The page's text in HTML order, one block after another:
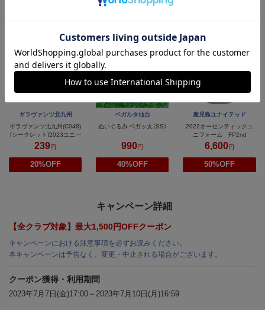
ギラヴァンツ北九州
ギラヴァンツ北九州(C048)
[シークレット]2023ユニ型
缶バッジ
239円
20%OFF
ベガルタ仙台
ぬいぐるみ ベガッ太（SS）
990円
40%OFF
鹿児島ユナイテッド
2022オーセンティックユ
ニフォーム FP2nd
6,600円
50%OFF
キャンペーン詳細
【全クラブ対象】最大1,500円OFFクーポン
キャンペーンにおける注意事項を必ずお読みください。
本キャンペーンは予告なく、変更・中止される場合がございます。
クーポン獲得・利用期間
2023年7月7日(金)17:00～2023年7月10日(月)16:59